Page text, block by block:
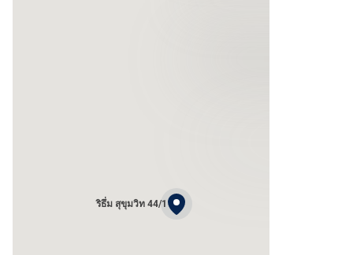
ริธึ่ม สุขุมวิท 44/1